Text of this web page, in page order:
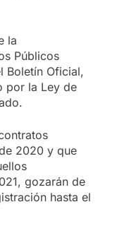
la
Públicos
Boletín Oficial,
por la Ley de
2020 y que
gozarán de
hasta el